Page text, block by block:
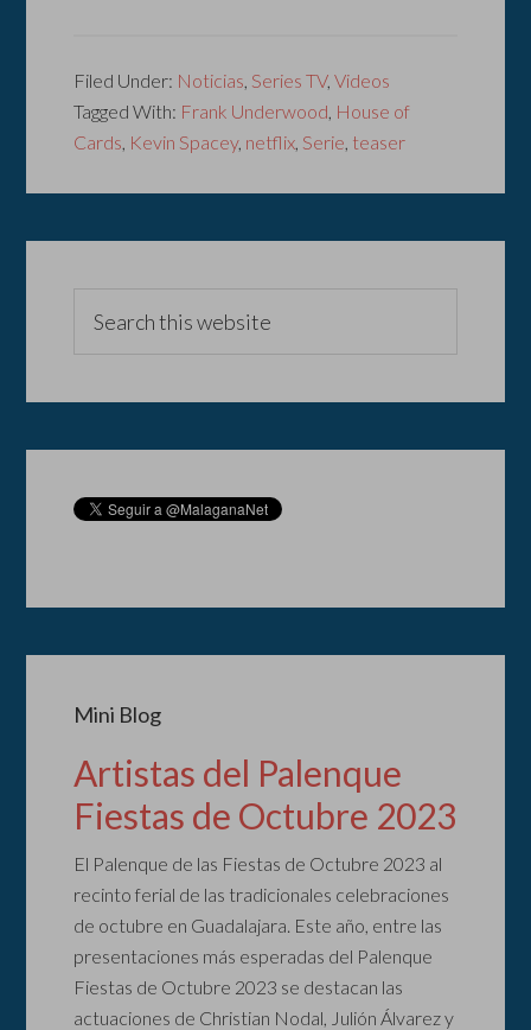
Filed Under: Noticias Series TV,Videos
Tagged With: Frank Underwood House of
Cards Kevin Spacey, netflix Serie teaser
Mini Blog
Artistas del Palenque
Fiestas de Octubre 2023
El Palenque de las Fiestas de Octubre 2023 al
recinto ferial de las tradicionales celebraciones
de octubre en Guadalajara. Este año, entre las
presentaciones más esperadas del Palenque
Fiestas de Octubre 2023 se destacan las
actuaciones de Christian Nodal, Julión Álvarez y